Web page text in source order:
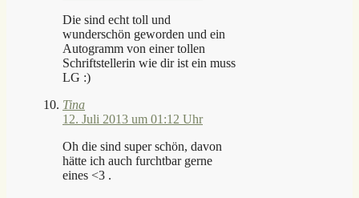
Die sind echt toll und
wunderschön geworden und ein
Autogramm von einer tollen
Schriftstellerin wie dir ist ein muss
LG :)
Tina
12. Juli 2013 um 01:12 Uhr
Oh die sind super schön, davon
hätte ich auch furchtbar gerne
eines <3 .